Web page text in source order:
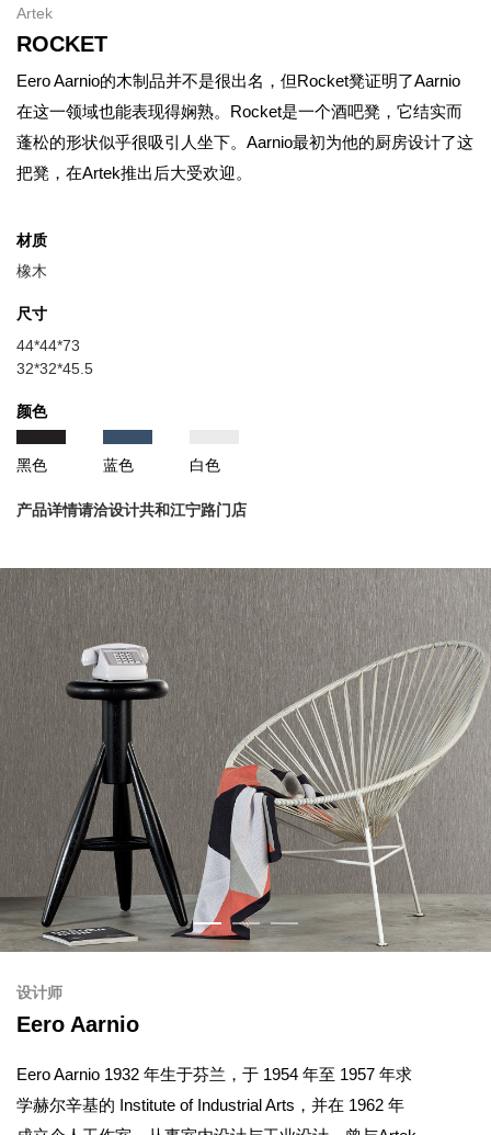
Artek
ROCKET
Eero Aarnio的木制品并不是很出名，但Rocket凳证明了Aarnio
在这一领域也能表现得娴熟。Rocket是一个酒吧凳，它结实而
蓬松的形状似乎很吸引人坐下。Aarnio最初为他的厨房设计了这
把凳，在Artek推出后大受欢迎。
材质
橡木
尺寸
44*44*73
32*32*45.5
颜色
黑色 蓝色 白色
产品详情请洽设计共和江宁路门店
设计师
Eero Aarnio
Eero Aarnio 1932 年生于芬兰，于 1954 年至 1957 年求
学赫尔辛基的 Institute of Industrial Arts，并在 1962 年